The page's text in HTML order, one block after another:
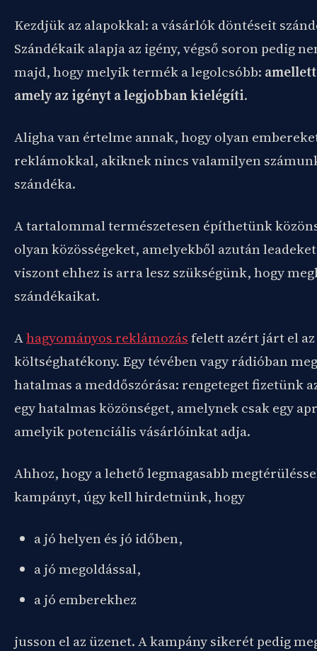
Kezdjük az alapokkal: a vásárlók döntéseit
Szándékaik alapja az igény, végső soron pedig
majd, hogy melyik termék a legolcsóbb:
amely az igényt a legjobban kielégíti.
Aligha van értelme annak, hogy olyan
reklámokkal, akiknek nincs valamilyen
szándéka.
A tartalommal természetesen építhetünk
olyan közösségeket, amelyekből azután
viszont ehhez is arra lesz szükségünk, hogy
szándékaikat.
Ahagyományos reklámozásfelett azért járt el
költséghatékony. Egy tévében vagy rádióban
hatalmas a meddőszórása: rengeteget fizetünk
egy hatalmas közönséget, amelynek csak egy
amelyik potenciális vásárlóinkat adja.
Ahhoz, hogy a lehető legmagasabb
kampányt, úgy kell hirdetnünk, hogy
a jó helyen és jó időben,
a jó megoldással,
a jó emberekhez
jusson el az üzenet. A kampány sikerét pedig